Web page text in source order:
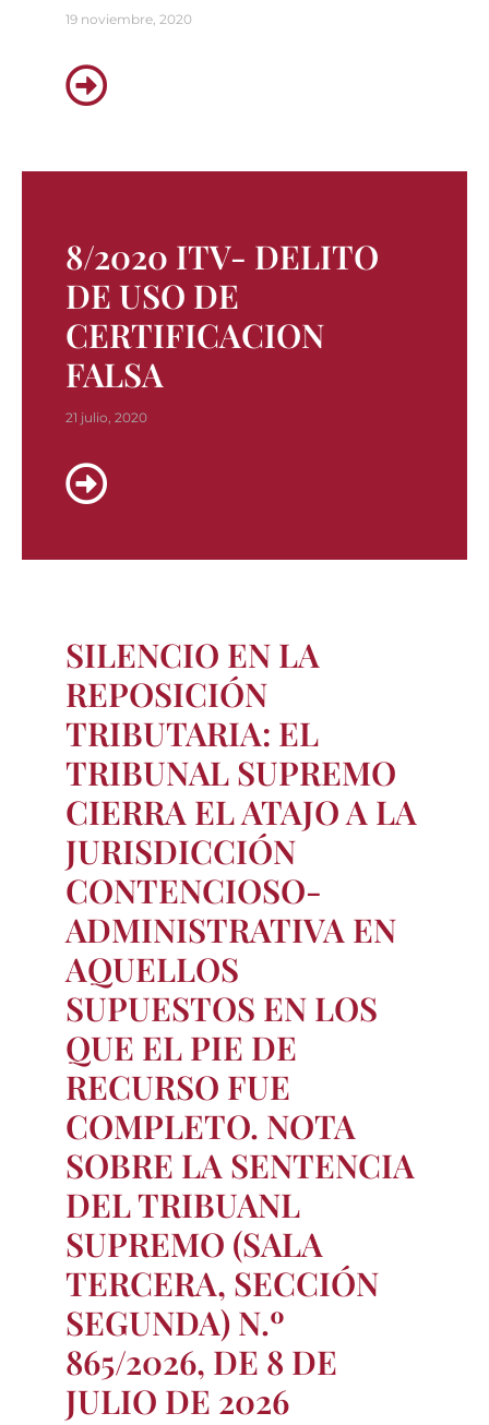
19 noviembre, 2020
8/2020 ITV- DELITO
DE USO DE
CERTIFICACION
FALSA
21 julio, 2020
SILENCIO EN LA
REPOSICIÓN
TRIBUTARIA: EL
TRIBUNAL SUPREMO
CIERRA EL ATAJO A LA
JURISDICCIÓN
CONTENCIOSO-
ADMINISTRATIVA EN
AQUELLOS
SUPUESTOS EN LOS
QUE EL PIE DE
RECURSO FUE
COMPLETO. NOTA
SOBRE LA SENTENCIA
DEL TRIBUANL
SUPREMO (SALA
TERCERA, SECCIÓN
SEGUNDA) N.º
865/2026, DE 8 DE
JULIO DE 2026